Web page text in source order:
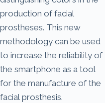
production of facial
prostheses. This new
methodology can be used
to increase the reliability of
the smartphone as a tool
for the manufacture of the
facial prosthesis.